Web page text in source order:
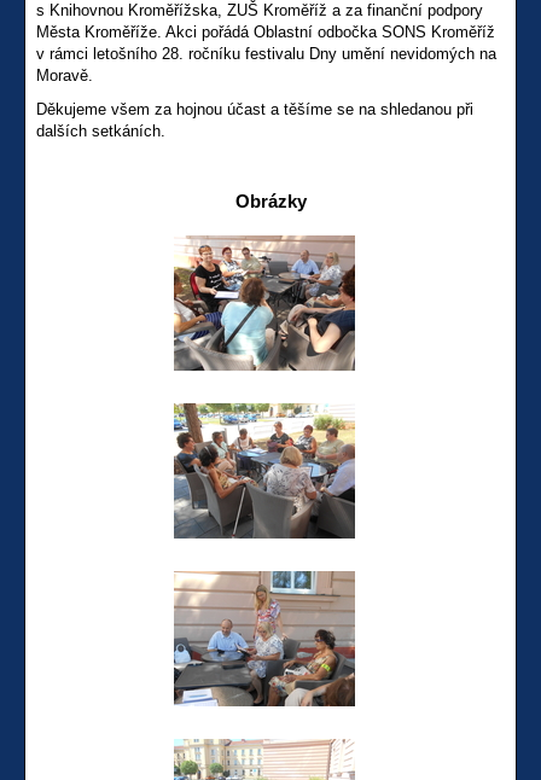
s Knihovnou Kroměřížska, ZUŠ Kroměříž a za finanční podpory
Města Kroměříže. Akci pořádá Oblastní odbočka SONS Kroměříž
v rámci letošního 28. ročníku festivalu Dny umění nevidomých na
Moravě.
Děkujeme všem za hojnou účast a těšíme se na shledanou při
dalších setkáních.
Obrázky